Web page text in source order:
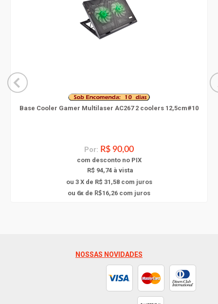
Base Cooler Gamer Multilaser AC267 2 coolers 12,5cm#10
Por: R$ 90,00
com desconto no PIX
R$ 94,74 à vista
ou 3 X de R$ 31,58com juros
ou 6x de R$16,26 com juros
NOSSAS NOVIDADES